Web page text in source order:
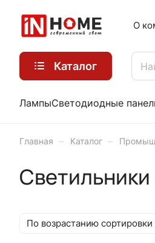
О
Каталог
ЛампыСветодиодные
Главная – Каталог –
По возрастанию сортировки